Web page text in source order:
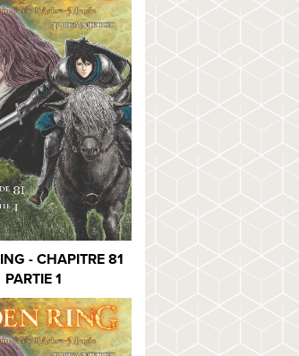
- CHAPITRE 81
PARTIE 1